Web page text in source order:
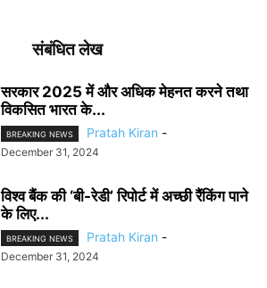
संबंधित लेख
सरकार 2025 में और अधिक मेहनत करने तथा
विकसित भारत के...
BREAKING NEWS Pratah Kiran -
December 31, 2024
विश्व बैंक की ‘बी-रेडी’ रिपोर्ट में अच्छी रैंकिंग पाने
के लिए...
BREAKING NEWS Pratah Kiran -
December 31, 2024